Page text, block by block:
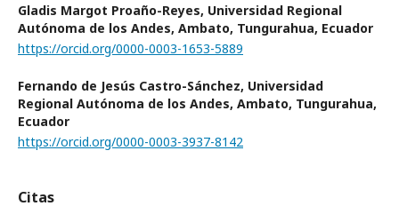
Gladis Margot Proaño-Reyes, Universidad Regional
Autónoma de los Andes, Ambato, Tungurahua, Ecuador
https://orcid.org/0000-0003-1653-5889
Fernando de Jesús Castro-Sánchez, Universidad
Regional Autónoma de los Andes, Ambato, Tungurahua,
Ecuador
https://orcid.org/0000-0003-3937-8142
Citas